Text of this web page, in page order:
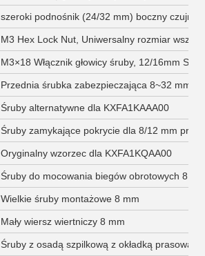
szeroki podnośnik (24/32 mm) boczny czujnik
M3 Hex Lock Nut, Uniwersalny rozmiar
M3×18 Włącznik głowicy śruby, 12/16mm
Przednia śrubka zabezpieczająca 8~32 mm
Śruby alternatywne dla KXFA1KAAA00
Śruby zamykające pokrycie dla 8/12 mm
Oryginalny wzorzec dla KXFA1KQAA00
Śruby do mocowania biegów obrotowych 8
Wielkie śruby montażowe 8 mm
Mały wiersz wiertniczy 8 mm
Śruby z osadą szpilkową z okładką prasową